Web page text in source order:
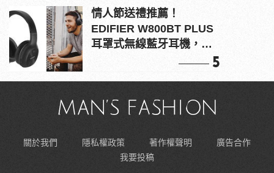
情人節送禮推薦！
EDIFIER W800BT PLUS
耳罩式無線藍牙耳機，在
5
關於我們 隱私權政策 著作權聲明
廣告合作
我要投稿